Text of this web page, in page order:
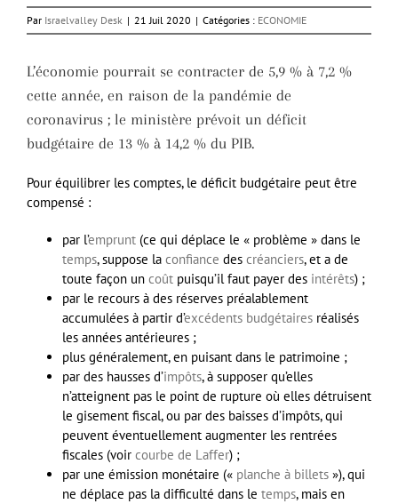
Par Israelvalley Desk | 21 Juil 2020 | Catégories : ECONOMIE
L’économie pourrait se contracter de 5,9 % à 7,2 %
cette année, en raison de la pandémie de
coronavirus ; le ministère prévoit un déficit
budgétaire de 13 % à 14,2 % du PIB.
Pour équilibrer les comptes, le déficit budgétaire peut être
compensé :
par l’emprunt (ce qui déplace le « problème » dans le
temps, suppose la confiance des créanciers, et a de
toute façon un coût puisqu’il faut payer des intérêts) ;
par le recours à des réserves préalablement
accumulées à partir d’excédents budgétaires réalisés
les années antérieures ;
plus généralement, en puisant dans le patrimoine ;
par des hausses d’impôts, à supposer qu’elles
n’atteignent pas le point de rupture où elles détruisent
le gisement fiscal, ou par des baisses d’impôts, qui
peuvent éventuellement augmenter les rentrées
fiscales (voir courbe de Laffer) ;
par une émission monétaire (« planche à billets »), qui
ne déplace pas la difficulté dans le temps, mais en